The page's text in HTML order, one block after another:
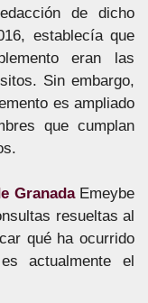
de dicho
establecía que
eran las
Sin embargo,
es ampliado
que cumplan
GranadaEmeybe
resueltas al
qué ha ocurrido
actualmente el